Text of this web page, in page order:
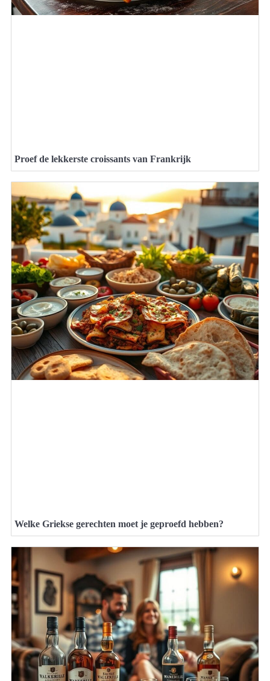
Proef de lekkerste croissants van Frankrijk
Welke Griekse gerechten moet je geproefd hebben?